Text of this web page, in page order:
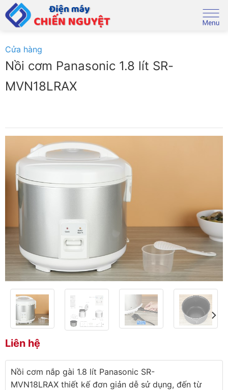
Skip
to
Cửa hàng
Nồi cơm Panasonic 1.8 lít SR-
MVN18LRAX
Liên hệ
Nồi cơm nắp gài 1.8 lít Panasonic SR-
MVN18LRAX thiết kế đơn giản dễ sử dụng, đến từ